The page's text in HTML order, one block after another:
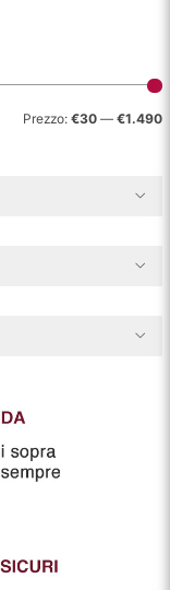
PP
Prezzo: €30— €1.490